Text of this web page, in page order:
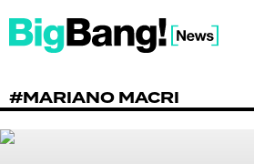
#MARIANO MACRI
SHOW
POLÍTICA